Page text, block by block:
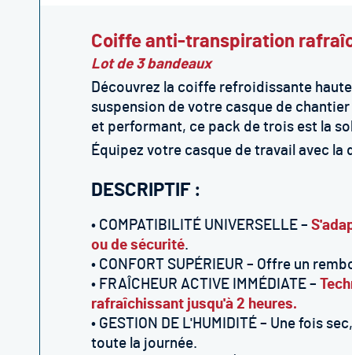
Coiffe anti-transpiration
Lot de 3 bandeaux
Découvrez la coiffe refroidissante
suspension de votre casque de
et performant, ce pack de trois est la
Équipez votre casque de travail avec
DESCRIPTIF :
• COMPATIBILITÉ UNIVERSELLE –
ou de sécurité.
• CONFORT SUPÉRIEUR – Offre un
• FRAÎCHEUR ACTIVE IMMÉDIATE –
rafraîchissant jusqu'à 2 heures.
• GESTION DE L'HUMIDITÉ – Une fois
toute la journée.